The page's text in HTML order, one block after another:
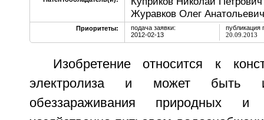
Журавков Олег
Приоритеты:
подача заявки:
2012-02-13
публикация
20.09.2013
Изобретение относится к
электролиза и может быть
обеззараживания природных